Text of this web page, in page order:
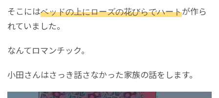
そこにはベッドの上にローズの花びらでハートが作ら
れていました。
なんてロマンチック。
小田さんはさっき話さなかった家族の話をします。